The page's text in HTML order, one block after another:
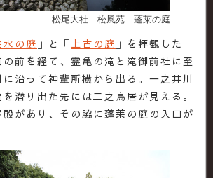
松尾大社 松風苑 蓬莱の庭
水の庭 」と「 上古の庭 」を拝観した
前を経て、霊亀の滝と滝御前社に至
沿って神輩所横から出る。一之井川
潜り出た先には二之鳥居が見える。
があり、その脇に蓬莱の庭の入口が